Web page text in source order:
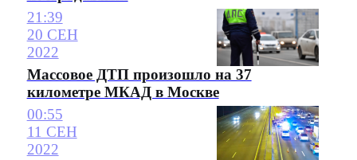
21:39
20 СЕН
2022
Массовое ДТП произошло на 37
километре МКАД в Москве
00:55
11 СЕН
2022